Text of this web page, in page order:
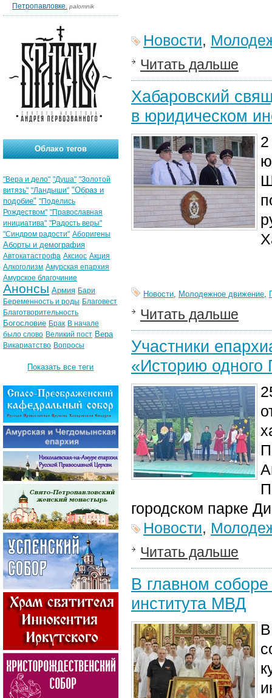
Новости,
Читать дальше
Хабаровский
в юридическом
Новости, Молодежное движение,
Читать дальше
Участники
«Историю одного
городском парке
Новости,
Читать дальше
В главном
института МВД
Петропавловке. palomnik
Облако тегов
"Вера и дело" "Душа" "Золотой
витязь" "Ландыши" "Образ и
подобие" "Поделись
Рождеством" "Православная
инициатива" "Радость веры"
"Синдром радости" Аборигены
Аборты и демография
Автокатастрофа Аксиос Акция
Алкоголизм Амурская епархия
Амурское благочиние
Анонсы Армия Бари
Беременность и роды Благовест
Благотворительность
Богословие Брак В начале
было слово Великий пост Вера
Викариатство Вопросы
Показать все теги